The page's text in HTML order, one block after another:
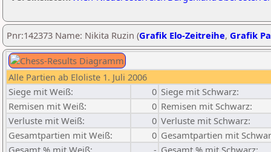
Pnr:142373 Name: Nikita Ruzin (Grafik Elo-Zeitreihe, Grafik
Alle Partien ab Eloliste 1. Juli 2006
Siege mit Weiß:
0 Siege mit Schwarz:
Remisen mit Weiß:
0 Remisen mit Schwarz:
Verluste mit Weiß:
0 Verluste mit Schwarz:
Gesamtpartien mit Weiß:
0 Gesamtpartien mit
Gesamt % mit Weiß:
- Gesamt % mit Schwarz: